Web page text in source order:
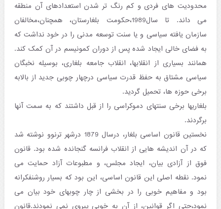
محدودیت های فردی و کم رنگ تر شدن استعدادهای آن منطقه
می داند. تا سال1989،حکومت بلغارستان، همچنان،مخالفان
سازمان یافته سیاسی و یا سنت توسعه مدنی را در خود نداشت که
به فضای خالی ایجاد شده پس از دوران کمونیسم در آن کمک کند.
همانند بسیاری از انقلابها، انقلاب جامعه بلغاری، بوسیله نخبگان
سیاسی مشتاق به حفظ قدرت سیاسی درچهار چوبی جدید از بالابه
برخی حوزه ها، تحمیل گردید.
بلغاریها برخی سنتهای دموکراسی را از قبل داشتند که به سمت آنها
برگردند.
نخستین قانون اساسی بلغار، درسال 1879 درشهر ترنوو نوشته شد
که در آن اندیشه هایی از انقلاب فرانسه گنجانده شده بود. قانون
فوق از آزادی بیان، ایجاد مجلس، و مطبوعات آزاد حمایت می
نمود. نقطه اصلی این قانون اساسی، این بود که بسیار روشنفکرانه
بود و مفاهیم خوبی را در بخشی از چار چوبهای خود بیان می
نمود،حتی اگر قوانین، از آن به خوبی پیروی نمی نمودند.قانون